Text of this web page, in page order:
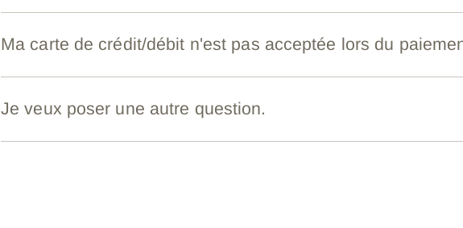
Ma carte de crédit/débit n'est pas acceptée lors du
Je veux poser une autre question.